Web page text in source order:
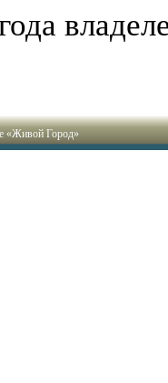
«Живой Город»